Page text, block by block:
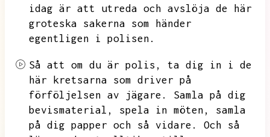
idag är att utreda och avslöja de här
groteska sakerna som händer
egentligen i polisen.
Så att om du är polis,
ta dig in i de
här kretsarna som driver på
förföljelsen av jägare.
Samla på dig
bevismaterial,
spela in möten,
samla
på dig papper och så vidare.
Och så